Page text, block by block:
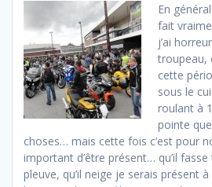
En
fait
j’ai
troupeau,
cette
sous le
roulant à
pointe
choses… mais cette fois c’est pour
important d’être présent… qu’il fasse
pleuve, qu’il neige je serais présent